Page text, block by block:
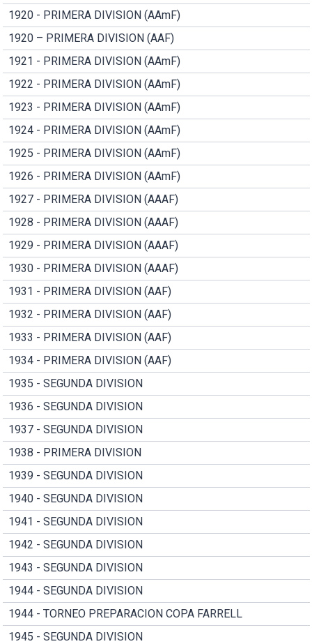
1920 - PRIMERA DIVISION (AAmF)
1920 – PRIMERA DIVISION (AAF)
1921 - PRIMERA DIVISION (AAmF)
1922 - PRIMERA DIVISION (AAmF)
1923 - PRIMERA DIVISION (AAmF)
1924 - PRIMERA DIVISION (AAmF)
1925 - PRIMERA DIVISION (AAmF)
1926 - PRIMERA DIVISION (AAmF)
1927 - PRIMERA DIVISION (AAAF)
1928 - PRIMERA DIVISION (AAAF)
1929 - PRIMERA DIVISION (AAAF)
1930 - PRIMERA DIVISION (AAAF)
1931 - PRIMERA DIVISION (AAF)
1932 - PRIMERA DIVISION (AAF)
1933 - PRIMERA DIVISION (AAF)
1934 - PRIMERA DIVISION (AAF)
1935 - SEGUNDA DIVISION
1936 - SEGUNDA DIVISION
1937 - SEGUNDA DIVISION
1938 - PRIMERA DIVISION
1939 - SEGUNDA DIVISION
1940 - SEGUNDA DIVISION
1941 - SEGUNDA DIVISION
1942 - SEGUNDA DIVISION
1943 - SEGUNDA DIVISION
1944 - SEGUNDA DIVISION
1944 - TORNEO PREPARACION COPA FARRELL
1945 - SEGUNDA DIVISION